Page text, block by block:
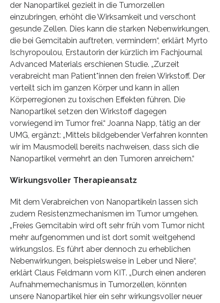
der Nanopartikel gezielt in die Tumorzellen
einzubringen, erhöht die Wirksamkeit und verschont
gesunde Zellen. Dies kann die starken Nebenwirkungen,
die bei Gemcitabin auftreten, vermindern“, erklärt Myrto
Ischyropoulou, Erstautorin der kürzlich im Fachjournal
Advanced Materials erschienen Studie. „Zurzeit
verabreicht man Patient*innen den freien Wirkstoff. Der
verteilt sich im ganzen Körper und kann in allen
Körperregionen zu toxischen Effekten führen. Die
Nanopartikel setzen den Wirkstoff dagegen
vorwiegend im Tumor frei.“ Joanna Napp, tätig an der
UMG, ergänzt: „Mittels bildgebender Verfahren konnten
wir im Mausmodell bereits nachweisen, dass sich die
Nanopartikel vermehrt an den Tumoren anreichern.“
Wirkungsvoller Therapieansatz
Mit dem Verabreichen von Nanopartikeln lassen sich
zudem Resistenzmechanismen im Tumor umgehen.
„Freies Gemcitabin wird oft sehr früh vom Tumor nicht
mehr aufgenommen und ist dort somit weitgehend
wirkungslos. Es führt aber dennoch zu erheblichen
Nebenwirkungen, beispielsweise in Leber und Niere“,
erklärt Claus Feldmann vom KIT. „Durch einen anderen
Aufnahmemechanismus in Tumorzellen, könnten
unsere Nanopartikel hier ein sehr wirkungsvoller neuer